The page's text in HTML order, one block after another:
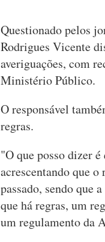
Questionado pelos
Rodrigues Vicente
averiguações, com
Ministério Público.
O responsável
regras.
"O que posso dizer
acrescentando que
passado, sendo que
que há regras, um
um regulamento da